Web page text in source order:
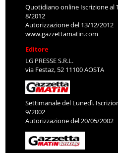
Quotidiano online Iscrizione al
8/2012
Autorizzazione del 13/12/2012
www.gazzettamatin.com
Editore
LG PRESSE S.R.L.
via Festaz, 52 11100 AOSTA
Settimanale del Lunedì.
9/2002
Autorizzazione del 20/05/2002